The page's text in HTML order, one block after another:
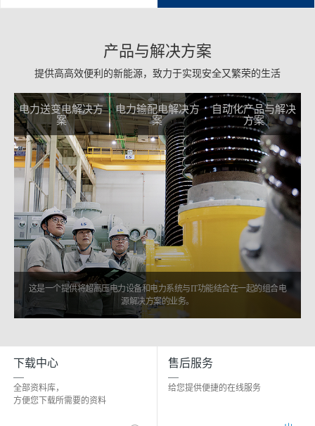
产品与解决方案
提供高高效便利的新能源，致力于实现安全又繁荣的生活
这是一个提供将超高压电力设备和电力系统与IT功能结合在一起的组合电
源解决方案的业务。
电力送变电解决方
案
电力输配电解决方
案
自动化产品与解决
方案
下载中心
全部资料库，
方便您下载所需要的资料
售后服务
给您提供便捷的在线服务